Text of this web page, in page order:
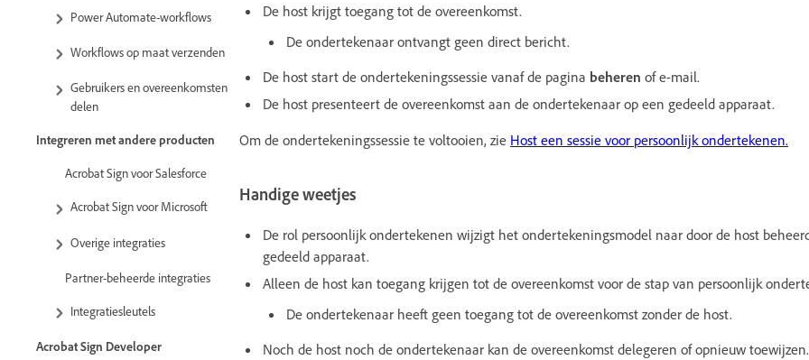
Power Automate-workflows
Workflows op maat verzenden
Gebruikers en overeenkomsten
delen
Integreren met andere producten
Acrobat Sign voor Salesforce
Acrobat Sign voor Microsoft
Overige integraties
Partner-beheerde integraties
Integratiesleutels
Acrobat Sign Developer
De host krijgt toegang tot de overeenkomst.
De ondertekenaar ontvangt geen direct bericht.
De host start de ondertekeningssessie vanaf de pagina beheren of e-mail.
De host presenteert de overeenkomst aan de ondertekenaar op een gedeeld apparaat.
Om de ondertekeningssessie te voltooien, zie Host een sessie voor persoonlijk ondertekenen.
Handige weetjes
De rol persoonlijk ondertekenen wijzigt het ondertekeningsmodel naar door de host
gedeeld apparaat.
Alleen de host kan toegang krijgen tot de overeenkomst voor de stap van persoonlijk
De ondertekenaar heeft geen toegang tot de overeenkomst zonder de host.
Noch de host noch de ondertekenaar kan de overeenkomst delegeren of opnieuw toewijzen.